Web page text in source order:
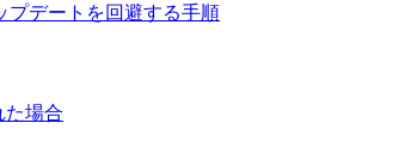
プデートを回避する手順
た場合